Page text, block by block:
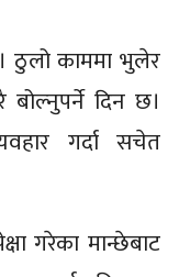
ठुलो काममा भुलेर
दिन छ।
गर्दा सचेत
गरेका मान्छेबाट